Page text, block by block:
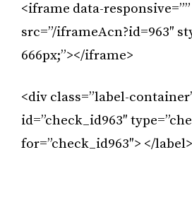
<iframe data-
src=”/iframeAcn?id=963″
666px;”></iframe>
<div class=”label-
id=”check_id963″
for=”check_id963″> </label>